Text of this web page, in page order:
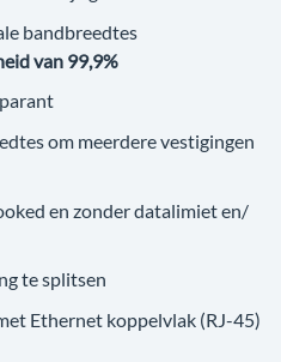
bandbreedtes
van 99,9%
om meerdere vestigingen
en zonder datalimiet en/
te splitsen
Ethernet koppelvlak (RJ-45)